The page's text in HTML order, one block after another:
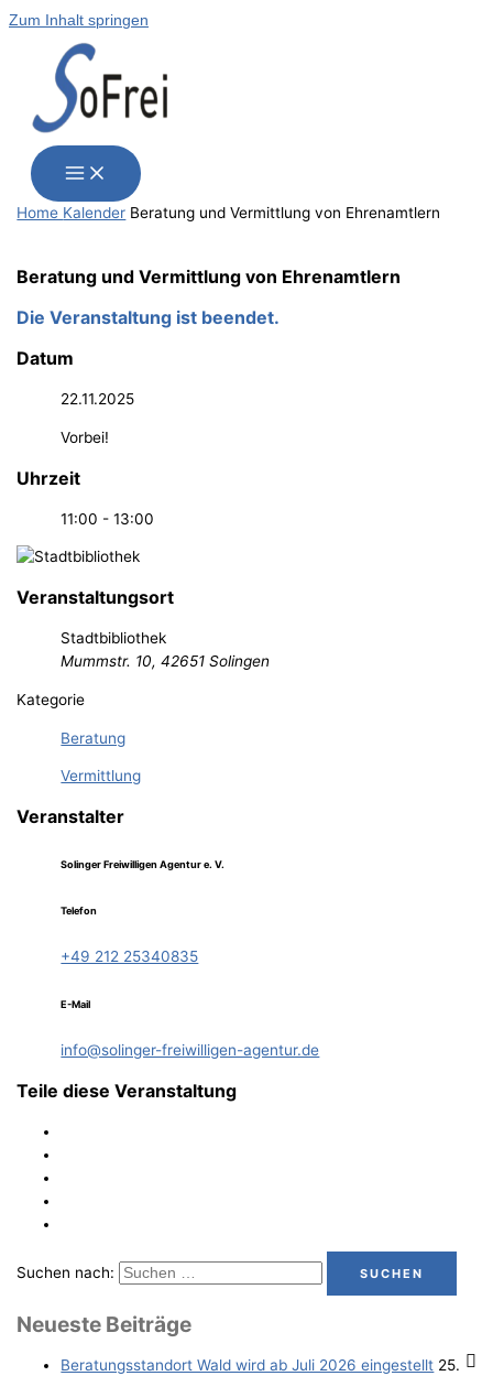
Zum Inhalt springen
Home Kalender Bera­tung und Ver­mitt­lung von Ehrenamtlern
Bera­tung und Ver­mitt­lung von Ehrenamtlern
Die Veranstaltung ist beendet.
Datum
22.11.2025
Vorbei!
Uhrzeit
11:00 - 13:00
Veranstaltungsort
Stadtbibliothek
Mummstr. 10, 42651 Solingen
Kategorie
Beratung
Vermittlung
Veranstalter
Solinger Freiwilligen Agentur e. V.
Telefon
+49 212 25340835
E-Mail
info@solinger-freiwilligen-agentur.de
Teile diese Veranstaltung
Suchen nach:
Neu­es­te Beiträge
Bera­tungs­stand­ort Wald wird ab Juli 2026 eingestellt 25.